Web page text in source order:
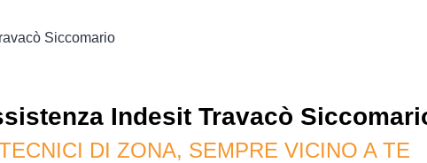
Siccomario
IndesitTravacò
DI ZONA, SEMPRE VICINO A TE